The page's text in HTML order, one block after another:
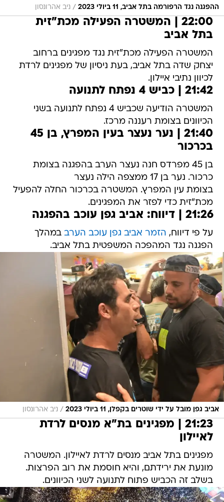
ההפגנה נגד הרפורמה בתל אביב, 11 ביולי 2023 / ניב אהרונסון
22:00 | המשטרה הפעילה מכת"זית
בתל אביב
המשטרה הפעילה מכת"זית נגד מפגינים ברחוב
יצחק שדה בתל אביב, בעת ניסיון של מפגינים לרדת
לכיוון נתיבי איילון.
21:42 | כביש 4 נפתח לתנועה
המשטרה הודיעה שכביש 4 נפתח לתנועה בשני
הכיוונים בצומת רעננה מרכז.
21:40 | נער נעצר בעין המפרץ, בן 45
בכרכור
בן 45 מפרדס חנה נעצר הערב בהפגנה בצומת
כרכור. נער בן 17 ממצפה הילה נעצר
בצומת עין המפרץ. המשטרה בכרכור החלה להפעיל
מכת"זית כדי לפזר את המפגינים.
21:26 | דיווח: אביב גפן עוכב בהפגנה
על פי דיווח, הזמר אביב גפן עוכב הערב במהלך
הפגנה נגד המהפכה המשפטית בתל אביב.
אביב גפן מובל על ידי שוטרים בקפלן, 11 ביולי 2023 / ניב אהרונסון
21:23 | מפגינים בת"א מנסים לרדת
לאיילון
מפגינים בתל אביב מנסים לרדת לאיילון. המשטרה
מונעת את ירידתם, והיא חוסמת את רוב הפרצות.
בשלב זה הכביש פתוח לתנועה לשני הכיוונים.